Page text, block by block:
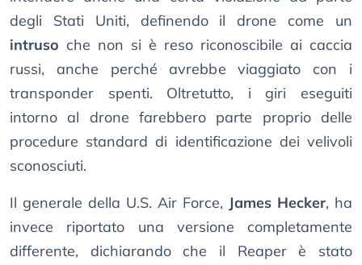
degli Stati Uniti, definendo il drone come un
intruso che non si è reso riconoscibile ai caccia
russi, anche perché avrebbe viaggiato con i
transponder spenti. Oltretutto, i giri eseguiti
intorno al drone farebbero parte proprio delle
procedure standard di identificazione dei velivoli
sconosciuti.
Il generale della U.S. Air Force, James Hecker, ha
invece riportato una versione completamente
differente, dichiarando che il Reaper è stato